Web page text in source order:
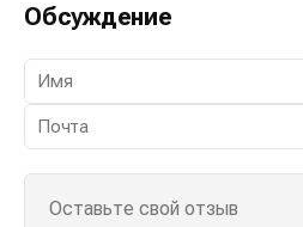
Обсуждение